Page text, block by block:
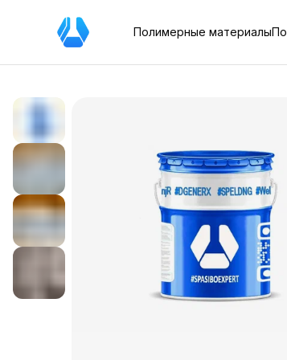
Полимерные материалы